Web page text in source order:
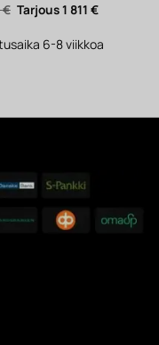
€ Alkuperäinen
hinta
2
322 €.
1 811 €Nykyinen
1
811 €.
6-8 viikkoa